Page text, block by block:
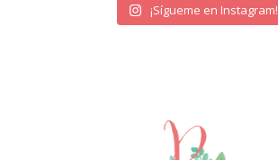
¡Sígueme en Instagram!